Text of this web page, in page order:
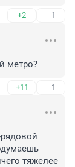
+2 –1
метро?
+11 –1
тяжелее